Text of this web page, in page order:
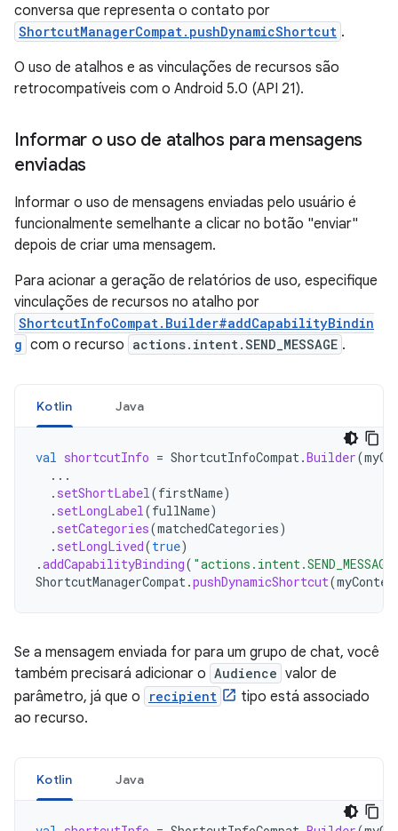
conversa que representa o contato por
ShortcutManagerCompat.pushDynamicShortcut .
O uso de atalhos e as vinculações de recursos são
retrocompatíveis com o Android 5.0 (API 21).
Informar o uso de atalhos para mensagens
enviadas
Informar o uso de mensagens enviadas pelo usuário é
funcionalmente semelhante a clicar no botão "enviar"
depois de criar uma mensagem.
Para acionar a geração de relatórios de uso, especifique
vinculações de recursos no atalho por
ShortcutInfoCompat.Builder#addCapabilityBindin
g com o recurso actions.intent.SEND_MESSAGE .
Kotlin Java
val shortcutInfo = ShortcutInfoCompat.Builder(
...
. setShortLabel(firstName)
. setLongLabel(fullName)
. setCategories(matchedCategories)
. setLongLived(true)
.addCapabilityBinding(
ShortcutManagerCompat.pushDynamicShortcut(
Se a mensagem enviada for para um grupo de chat, você
também precisará adicionar o Audience valor de
parâmetro, já que o
recipient
tipo está associado
ao recurso.
Kotlin Java